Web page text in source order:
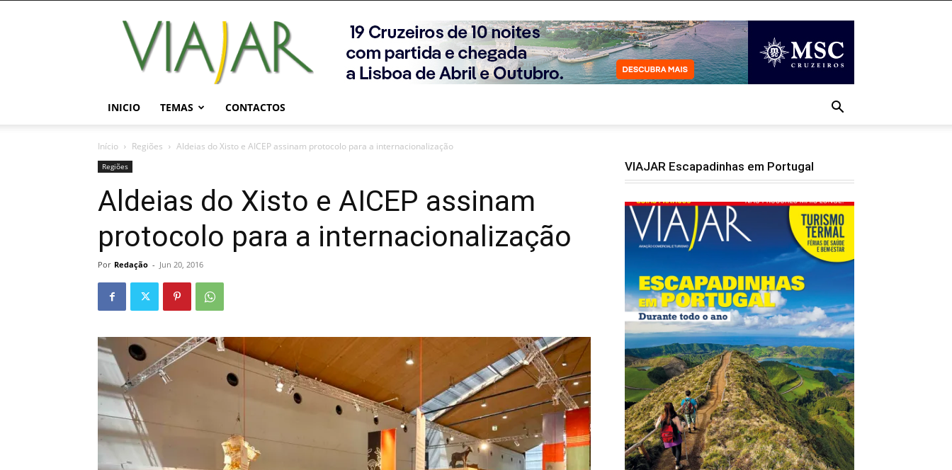
Viajar
Magazine
Online
INICIO TEMAS CONTACTOS
Início Regiões Aldeias do Xisto e AICEP assinam protocolo para a internacionalização
Regiões
Aldeias do Xisto e AICEP assinam
protocolo para a internacionalização
Por Redação - Jun 20, 2016
VIAJAR Escapadinhas em Portugal